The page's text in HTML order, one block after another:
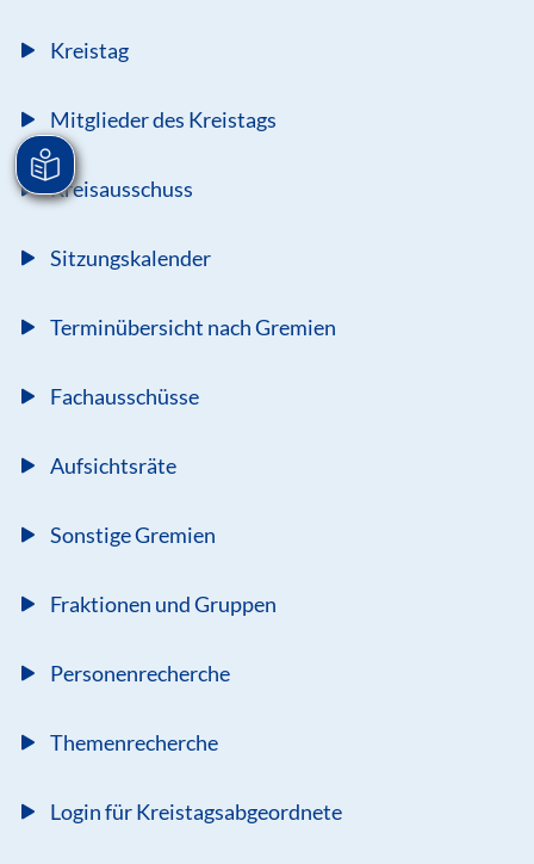
Kreistag
Mitglieder des Kreistags
Kreisausschuss
Sitzungskalender
Terminübersicht nach Gremien
Fachausschüsse
Aufsichtsräte
Sonstige Gremien
Fraktionen und Gruppen
Personenrecherche
Themenrecherche
Login für Kreistagsabgeordnete